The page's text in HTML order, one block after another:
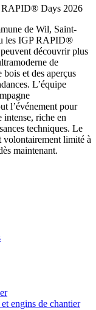
Days 2026
de Wil, Saint-
les IGP RAPID®
découvrir plus
de
et des aperçus
L’équipe
l’événement pour
riche en
techniques. Le
volontairement limité à
maintenant.
engins de chantier